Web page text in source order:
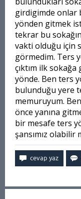
girdigimde onlar
yönden gitmek
tekrar bu
vakti olduğu için
görmedim. Ters
çıktım ilk
yönde. Ben ters
bulunduğu yere
memuruyum.
önce yanına
bir mesafe ters
şansımız olabilir